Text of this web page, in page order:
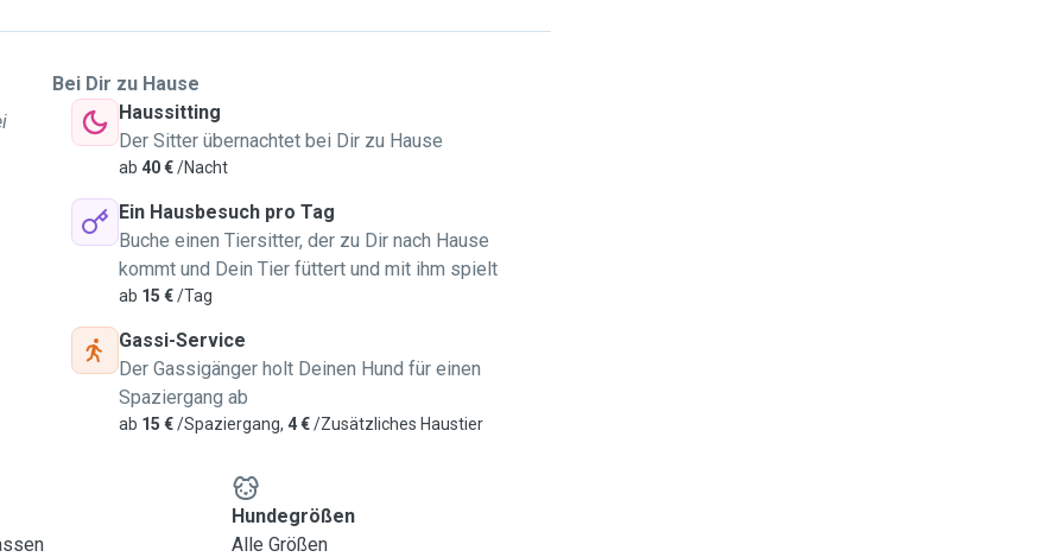
with living expenses
I can only visit my
:)
as dog walking, basic
with cats, used to do
I can do around 1 hour
water deposits,
on the task, I
to the animal well-
of the client in the
Bei Dir zu Hause
Haussitting
Der Sitter übernachtet bei Dir zu Hause
ab 40 €/Nacht
Ein Hausbesuch pro Tag
Buche einen Tiersitter, der zu Dir nach Hause
kommt und Dein Tier füttert und mit ihm spielt
ab 15 €/Tag
Gassi-Service
Der Gassigänger holt Deinen Hund für einen
Spaziergang ab
ab 15 €/Spaziergang, 4 €/Zusätzliches Haustier
Hundegrößen
Alle Größen